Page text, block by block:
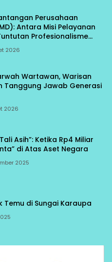
Perusahaan
Antara Misi Pelayanan
Profesionalisme
2026
Wartawan, Warisan
Tanggung Jawab Generasi
2026
Asih”: Ketika Rp4 Miliar
di Atas Aset Negara
2025
Temu di Sungai Karaupa